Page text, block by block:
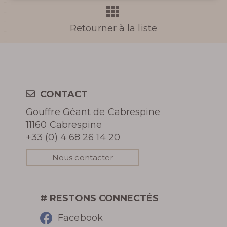
plus
HISTOIRE DU GOUFFRE
Retourner à la liste
CONTACT
Gouffre Géant de Cabrespine
11160 Cabrespine
+33 (0) 4 68 26 14 20
Nous contacter
# RESTONS CONNECTÉS
Facebook